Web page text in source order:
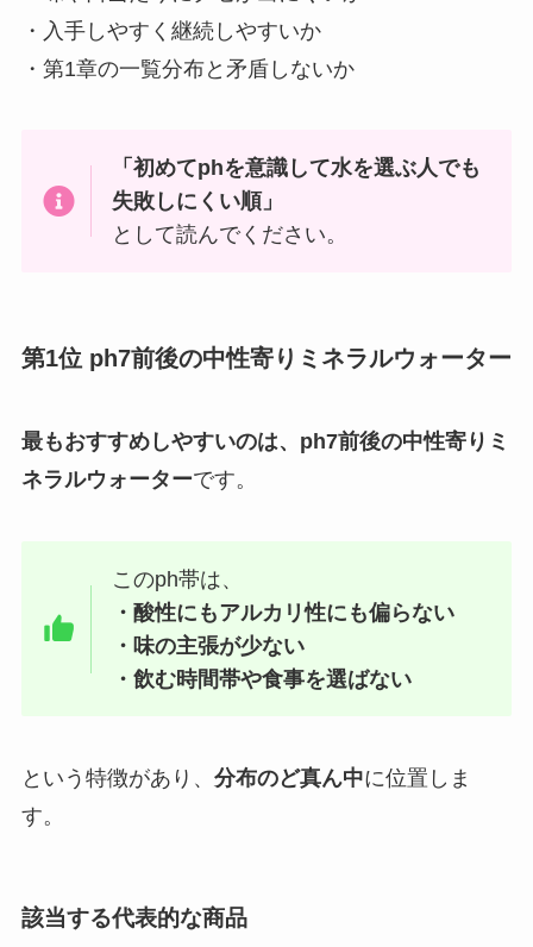
・入手しやすく継続しやすいか
・第1章の一覧分布と矛盾しないか
「初めてphを意識して水を選ぶ人でも
失敗しにくい順」
として読んでください。
第1位 ph7前後の中性寄りミネラルウォーター
最もおすすめしやすいのは、ph7前後の中性寄りミ
ネラルウォーターです。
このph帯は、
・酸性にもアルカリ性にも偏らない
・味の主張が少ない
・飲む時間帯や食事を選ばない
という特徴があり、 分布のど真ん中に位置しま
す。
該当する代表的な商品